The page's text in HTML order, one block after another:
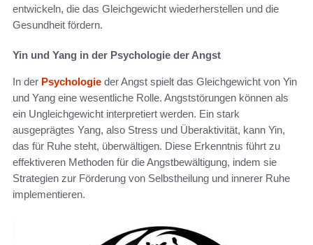
entwickeln, die das Gleichgewicht wiederherstellen und die
Gesundheit fördern.
Yin und Yang in der Psychologie der Angst
In der Psychologie der Angst spielt das Gleichgewicht von Yin
und Yang eine wesentliche Rolle. Angststörungen können als
ein Ungleichgewicht interpretiert werden. Ein stark
ausgeprägtes Yang, also Stress und Überaktivität, kann Yin,
das für Ruhe steht, überwältigen. Diese Erkenntnis führt zu
effektiveren Methoden für die Angstbewältigung, indem sie
Strategien zur Förderung von Selbstheilung und innerer Ruhe
implementieren.